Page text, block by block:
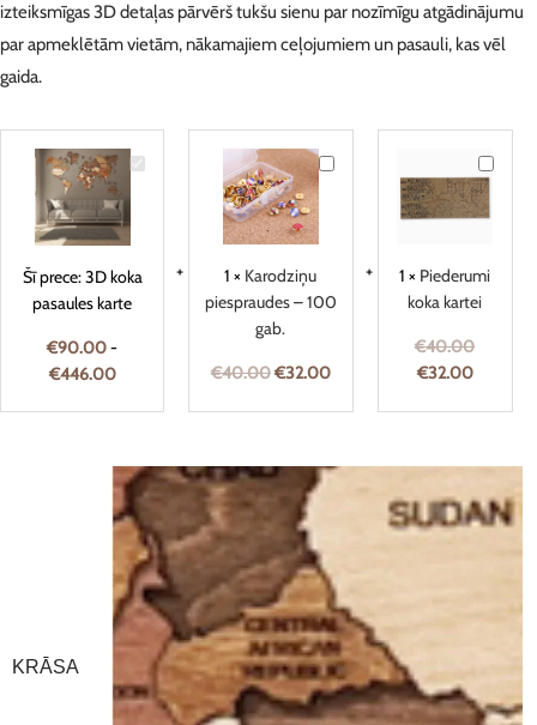
izteiksmīgas 3D detaļas pārvērš tukšu sienu par nozīmīgu atgādinājumu
par apmeklētām vietām, nākamajiem ceļojumiem un pasauli, kas vēl
gaida.
3D
karte
Šī prece:3D koka
pasaules karte
€90.00-
€446.00
Karodziņu
piespraudes
100
1 × Karodziņu
piespraudes – 100
gab.
€40.00€32.00
koka
kartei
1 × Piederumi
koka kartei
€40.00
€32.00
KRĀSA